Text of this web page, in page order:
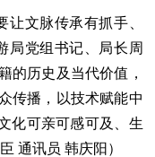
文脉传承有抓手、
局党组书记、局长周
的历史及当代价值，
传播，以技术赋能中
化可亲可感可及、生
通讯员 韩庆阳）